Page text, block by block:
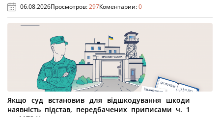
06.08.2026Просмотров:297Коментарии:0
Якщо суд встановив для відшкодування шкоди
наявність підстав, передбачених приписами ч. 1